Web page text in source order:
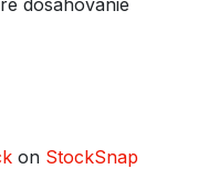
on StockSnap